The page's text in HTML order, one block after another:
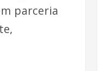
parceria